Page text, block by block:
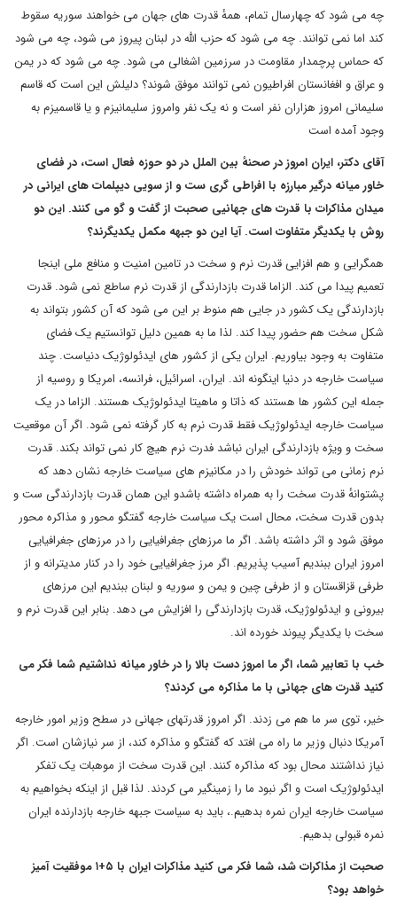
چه می شود که چهارسال تمام، همهٔ قدرت های جهان می خواهند سوریه سقوط
کند اما نمی توانند. چه می شود که حزب الله در لبنان پیروز می شود، چه می شود
که حماس پرچمدار مقاومت در سرزمین اشغالی می شود. چه می شود که در یمن
و عراق و افغانستان افراطیون نمی توانند موفق شوند؟ دلیلش این است که قاسم
سلیمانی امروز هزاران نفر است و نه یک نفر وامروز سلیمانیزم و یا قاسمیزم به
وجود آمده است
آقای دکتر، ایران امروز در صحنهٔ بین الملل در دو حوزه فعال است، در فضای
خاور میانه درگیر مبارزه با افراطی گری ست و از سویی دیپلمات های ایرانی در
میدان مذاکرات با قدرت های جهانیی صحبت از گفت و گو می کنند. این دو
روش با یکدیگر متفاوت است. آیا این دو جبهه مکمل یکدیگرند؟
همگرایی و هم افزایی قدرت نرم و سخت در تامین امنیت و منافع ملی اینجا
تعمیم پیدا می کند. الزاما قدرت بازدارندگی از قدرت نرم ساطع نمی شود. قدرت
بازدارندگی یک کشور در جایی هم منوط بر این می شود که آن کشور بتواند به
شکل سخت هم حضور پیدا کند. لذا ما به همین دلیل توانستیم یک فضای
متفاوت به وجود بیاوریم. ایران یکی از کشور های ایدئولوژیک دنیاست. چند
سیاست خارجه در دنیا اینگونه اند. ایران، اسرائیل، فرانسه، امریکا و روسیه از
جمله این کشور ها هستند که ذاتا و ماهیتا ایدئولوژیک هستند. الزاما در یک
سیاست خارجه ایدئولوژیک فقط قدرت نرم به کار گرفته نمی شود. اگر آن موقعیت
سخت و ویژه بازدارندگی ایران نباشد فدرت نرم هیچ کار نمی تواند بکند. قدرت
نرم زمانی می تواند خودش را در مکانیزم های سیاست خارجه نشان دهد که
پشتوانهٔ قدرت سخت را به همراه داشته باشدو این همان قدرت بازدارندگی ست و
بدون قدرت سخت، محال است یک سیاست خارجه گفتگو محور و مذاکره محور
موفق شود و اثر داشته باشد. اگر ما مرزهای جغرافیایی را در مرزهای جغرافیایی
امروز ایران ببندیم آسیب پذیریم. اگر مرز جغرافیایی خود را در کنار مدیترانه و از
طرفی قزاقستان و از طرفی چین و یمن و سوریه و لبنان ببندیم این مرزهای
بیرونی و ایدئولوژیک، قدرت بازدارندگی را افزایش می دهد. بنابر این قدرت نرم و
سخت با یکدیگر پیوند خورده اند.
خب با تعابیر شما، اگر ما امروز دست بالا را در خاور میانه نداشتیم شما فکر می
کنید قدرت های جهانی با ما مذاکره می کردند؟
خیر، توی سر ما هم می زدند. اگر امروز قدرتهای جهانی در سطح وزیر امور خارجه
آمریکا دنبال وزیر ما راه می افتد که گفتگو و مذاکره کند، از سر نیازشان است. اگر
نیاز نداشتند محال بود که مذاکره کنند. این قدرت سخت از موهبات یک تفکر
ایدئولوژیک است و اگر نبود ما را زمینگیر می کردند. لذا قبل از اینکه بخواهیم به
سیاست خارجه ایران نمره بدهیم.، باید به سیاست جبهه خارجه بازدارنده ایران
نمره قبولی بدهیم.
صحبت از مذاکرات شد، شما فکر می کنید مذاکرات ایران با ۵+۱
موفقیت آمیز
خواهد بود؟